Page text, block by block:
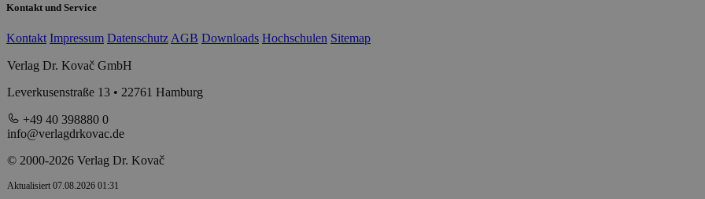
Kontakt und Service
Kontakt Impressum Datenschutz AGB Downloads Hochschulen Sitemap
Verlag Dr. Kovač GmbH
Leverkusenstraße 13 • 22761 Hamburg
+49 40 398880 0
info@verlagdrkovac.de
© 2000-2026 Verlag Dr. Kovač
Aktualisiert 07.08.2026 01:31